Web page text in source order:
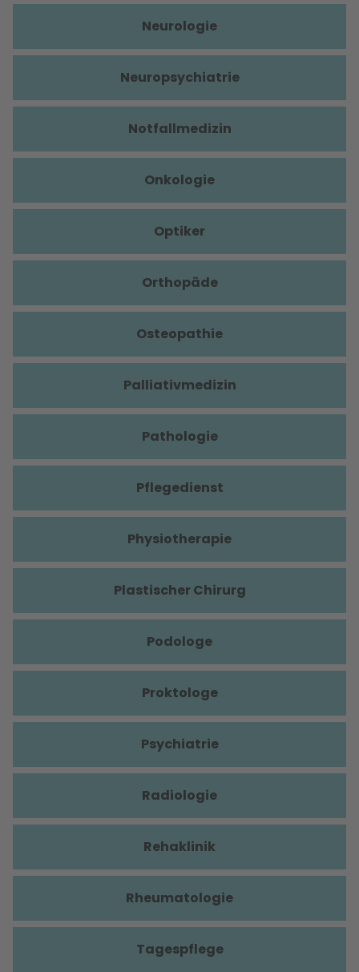
Neurologie
Neuropsychiatrie
Notfallmedizin
Onkologie
Optiker
Orthopäde
Osteopathie
Palliativmedizin
Pathologie
Pflegedienst
Physiotherapie
Plastischer Chirurg
Podologe
Proktologe
Psychiatrie
Radiologie
Rehaklinik
Rheumatologie
Tagespflege